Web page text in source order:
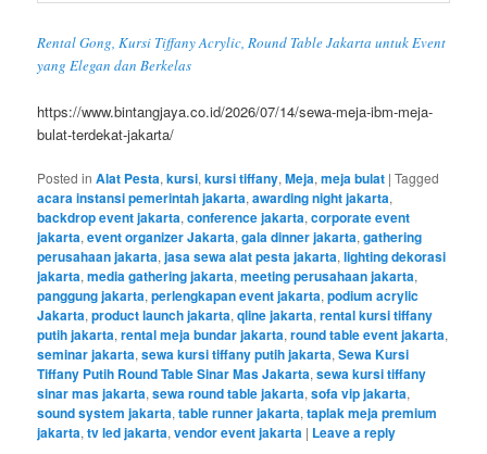
Rental Gong, Kursi Tiffany Acrylic, Round Table Jakarta untuk Event
yang Elegan dan Berkelas
https://www.bintangjaya.co.id/2026/07/14/sewa-meja-ibm-meja-
bulat-terdekat-jakarta/
Posted in Alat Pesta,kursi,kursi tiffany,Meja,meja bulat |Tagged
acara instansi pemerintah jakarta,awarding night jakarta,
backdrop event jakarta,conference jakarta,corporate event
jakarta,event organizer Jakarta,gala dinner jakarta,gathering
perusahaan jakarta,jasa sewa alat pesta jakarta,lighting dekorasi
jakarta,media gathering jakarta,meeting perusahaan jakarta,
panggung jakarta,perlengkapan event jakarta,podium acrylic
Jakarta,product launch jakarta,qline jakarta,rental kursi tiffany
putih jakarta,rental meja bundar jakarta,round table event jakarta,
seminar jakarta,sewa kursi tiffany putih jakarta,Sewa Kursi
Tiffany Putih Round Table Sinar Mas Jakarta,sewa kursi tiffany
sinar mas jakarta,sewa round table jakarta,sofa vip jakarta,
sound system jakarta,table runner jakarta,taplak meja premium
jakarta,tv led jakarta,vendor event jakarta | Leave a reply